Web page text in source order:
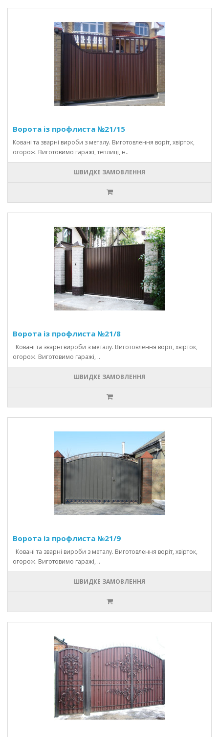
Ворота із профлиста №21/15
Ковані та зварні вироби з металу. Виготовлення воріт, хвірток,
огорож. Виготовимо гаражі, теплиці, н..
ШВИДКЕ ЗАМОВЛЕННЯ
Ворота із профлиста №21/8
Ковані та зварні вироби з металу. Виготовлення воріт, хвірток,
огорож. Виготовимо гаражі, ..
ШВИДКЕ ЗАМОВЛЕННЯ
Ворота із профлиста №21/9
Ковані та зварні вироби з металу. Виготовлення воріт, хвірток,
огорож. Виготовимо гаражі, ..
ШВИДКЕ ЗАМОВЛЕННЯ